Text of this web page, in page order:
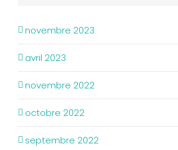
novembre 2023
avril 2023
novembre 2022
octobre 2022
septembre 2022